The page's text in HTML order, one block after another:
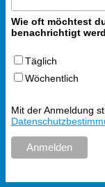
Wie oft möchtest
benachrichtigt
Täglich
Wöchentlich
Mit der Anmeldung